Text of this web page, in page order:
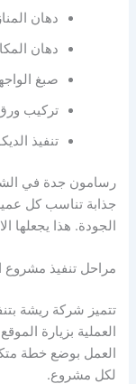
دهان
دهان
صبغ
تركيب
تنفيذ
رسامون جدة في
جذابة تناسب كل
الجودة. هذا يجعلها
مراحل تنفيذ
تتميز شركة ريشة
العملية بزيارة
العمل بوضع خطة
لكل مشروع.